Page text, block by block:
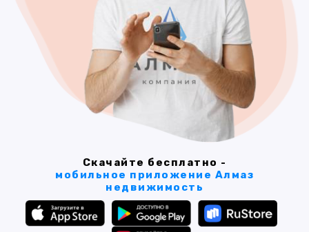
Скачайте бесплатно -
мобильное приложение Алмаз
недвижимость